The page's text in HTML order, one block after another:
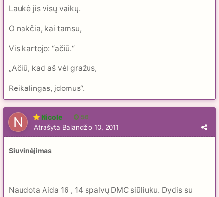
Laukė jis visų vaikų.
O nakčia, kai tamsu,
Vis kartojo: “ačiū.“
„Ačiū, kad aš vėl gražus,
Reikalingas, įdomus“.
Nicole 56
Atrašyta Balandžio 10, 2011
Siuvinėjimas
Naudota Aida 16 , 14 spalvų DMC siūliuku. Dydis su